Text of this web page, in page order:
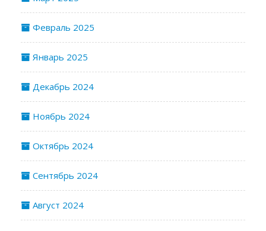
Февраль 2025
Январь 2025
Декабрь 2024
Ноябрь 2024
Октябрь 2024
Сентябрь 2024
Август 2024